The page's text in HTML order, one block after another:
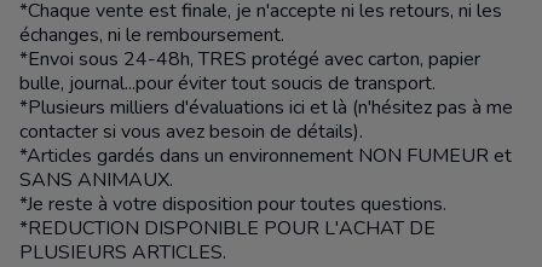
*Chaque vente est finale, je n'accepte ni les retours, ni les
échanges, ni le remboursement.
*Envoi sous 24-48h, TRES protégé avec carton, papier
bulle, journal...pour éviter tout soucis de transport.
*Plusieurs milliers d'évaluations ici et là (n'hésitez pas à me
contacter si vous avez besoin de détails).
*Articles gardés dans un environnement NON FUMEUR et
SANS ANIMAUX.
*Je reste à votre disposition pour toutes questions.
*REDUCTION DISPONIBLE POUR L'ACHAT DE
PLUSIEURS ARTICLES.